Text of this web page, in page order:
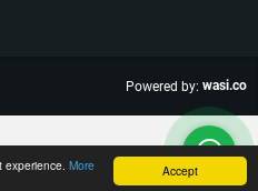
Accept
experience. More
Powered by: wasi.co